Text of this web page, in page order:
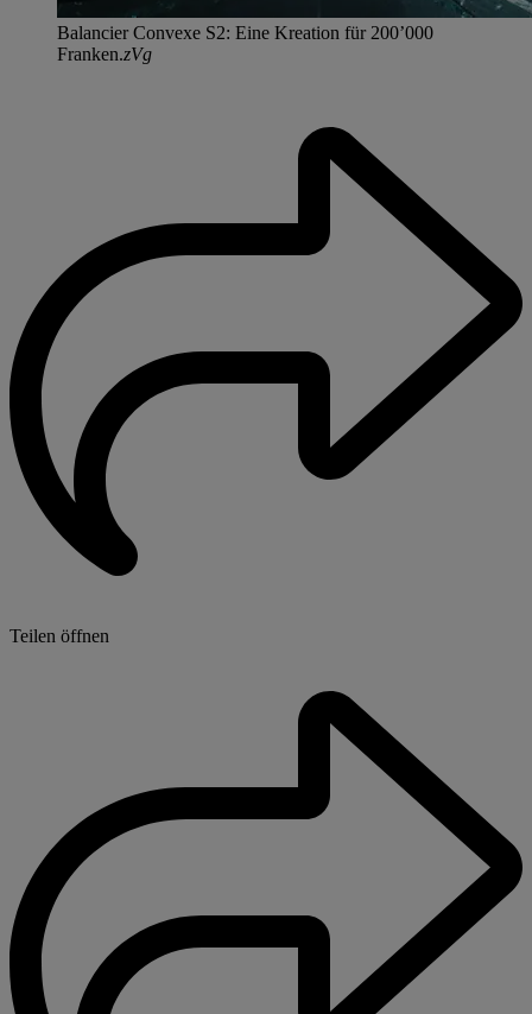
Balancier Convexe S2: Eine Kreation für 200’000
Franken.zVg
Teilen öffnen